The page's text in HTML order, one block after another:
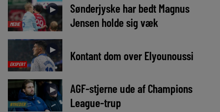
MEDIE
►
Sønderjyske har bedt Magnus
Jensen holde sig væk
EKSPERT
► Kontant dom over Elyounoussi
NYHEDER
►
AGF-stjerne ude af Champions
League-trup